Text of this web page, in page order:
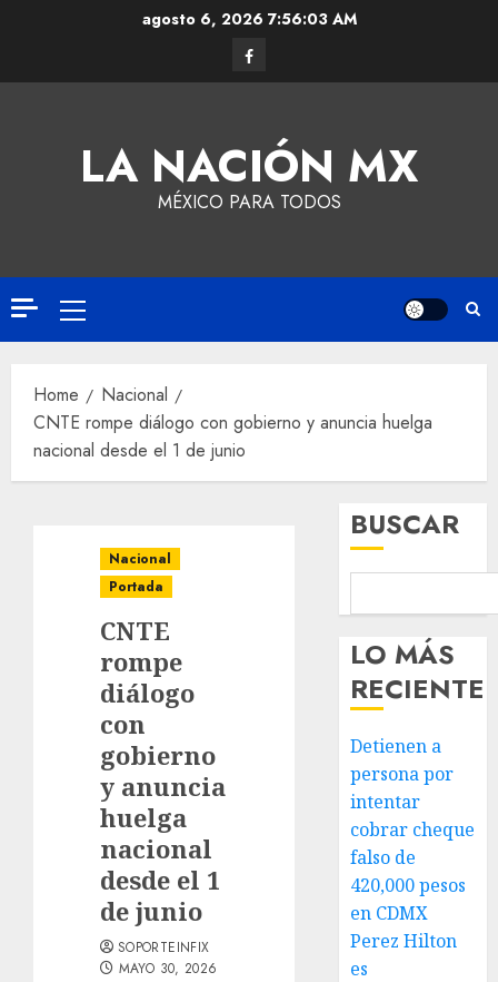
agosto 6, 2026 7:56:04 AM
LA NACIÓN MX
MÉXICO PARA TODOS
Home
Nacional
CNTE rompe diálogo con gobierno y anuncia huelga
nacional desde el 1 de junio
Nacional
Portada
CNTE
rompe
diálogo
con
gobierno
y anuncia
huelga
nacional
desde el 1
de junio
SOPORTEINFIX
MAYO 30, 2026
BUSCAR
LO MÁS
RECIENTE
Detienen a
persona por
intentar
cobrar cheque
falso de
420,000 pesos
en CDMX
Perez Hilton
es